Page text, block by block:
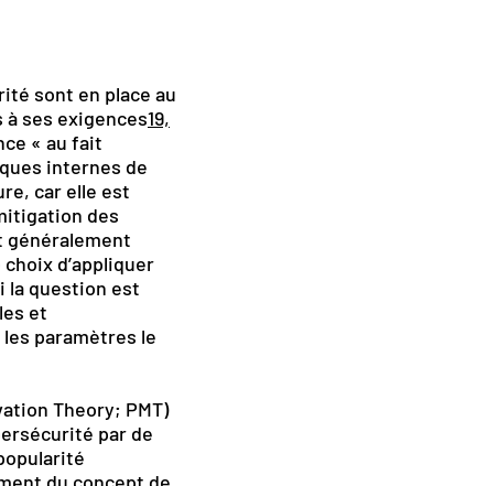
sont en place au
ses exigences19,
« au fait
internes de
car elle est
des
généralement
d’appliquer
la question est
et
paramètres le
Theory; PMT)
par de